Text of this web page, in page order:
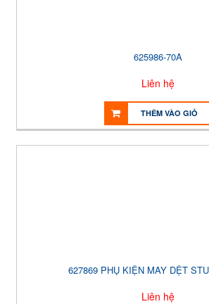
625986-70A
Liên hệ
THÊM VÀO GIỎ
627869 PHỤ KIỆN MAY DỆT
Liên hệ